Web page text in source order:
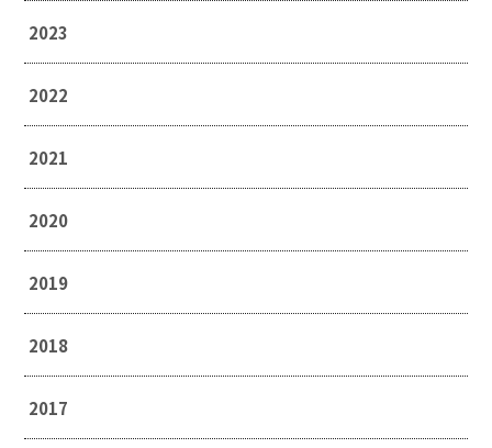
2023
2022
2021
2020
2019
2018
2017